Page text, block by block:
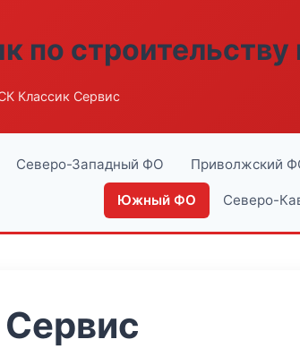
по строительству
Классик Сервис
Северо-Западный ФО Приволжский
Южный ФО Северо-